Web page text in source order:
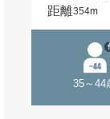
距離354m
35～44